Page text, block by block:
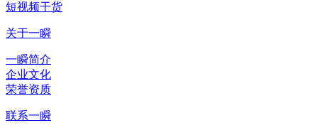
短视频干货
关于一瞬
一瞬简介
企业文化
荣誉资质
联系一瞬